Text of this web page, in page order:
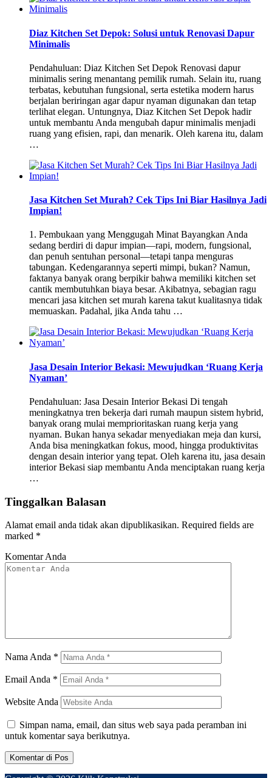
Diaz Kitchen Set Depok: Solusi untuk Renovasi Dapur
Minimalis
Pendahuluan: Diaz Kitchen Set Depok Renovasi dapur
minimalis sering menantang pemilik rumah. Selain itu, ruang
terbatas, kebutuhan fungsional, serta estetika modern harus
berjalan beriringan agar dapur nyaman digunakan dan tetap
terlihat elegan. Untungnya, Diaz Kitchen Set Depok hadir
untuk membantu Anda mengubah dapur minimalis menjadi
ruang yang efisien, rapi, dan menarik. Oleh karena itu, dalam
…
Jasa Kitchen Set Murah? Cek Tips Ini Biar Hasilnya Jadi
Impian!
1. Pembukaan yang Menggugah Minat Bayangkan Anda
sedang berdiri di dapur impian—rapi, modern, fungsional,
dan penuh sentuhan personal—tetapi tanpa menguras
tabungan. Kedengarannya seperti mimpi, bukan? Namun,
faktanya banyak orang berpikir bahwa memiliki kitchen set
cantik membutuhkan biaya besar. Akibatnya, sebagian ragu
mencari jasa kitchen set murah karena takut kualitasnya tidak
memuaskan. Padahal, jika Anda tahu …
Jasa Desain Interior Bekasi: Mewujudkan ‘Ruang Kerja
Nyaman’
Pendahuluan: Jasa Desain Interior Bekasi Di tengah
meningkatnya tren bekerja dari rumah maupun sistem hybrid,
banyak orang mulai memprioritaskan ruang kerja yang
nyaman. Bukan hanya sekadar menyediakan meja dan kursi,
Anda bisa meningkatkan fokus, mood, hingga produktivitas
dengan desain interior yang tepat. Oleh karena itu, jasa desain
interior Bekasi siap membantu Anda menciptakan ruang kerja
…
Tinggalkan Balasan
Alamat email anda tidak akan dipublikasikan. Required fields are
marked *
Komentar Anda
Nama Anda *
Email Anda *
Website Anda
Simpan nama, email, dan situs web saya pada peramban ini
untuk komentar saya berikutnya.